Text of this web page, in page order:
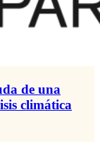
de una
climática